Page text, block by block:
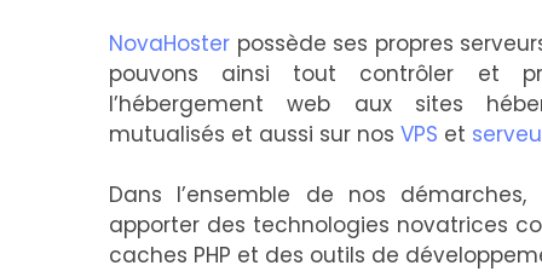
NovaHoster possède ses propres
pouvons ainsi tout contrôler et
l’hébergement web aux sites
mutualisés et aussi sur nos VPS et
Dans l’ensemble de nos
apporter des technologies novatrices
caches PHP et des outils de